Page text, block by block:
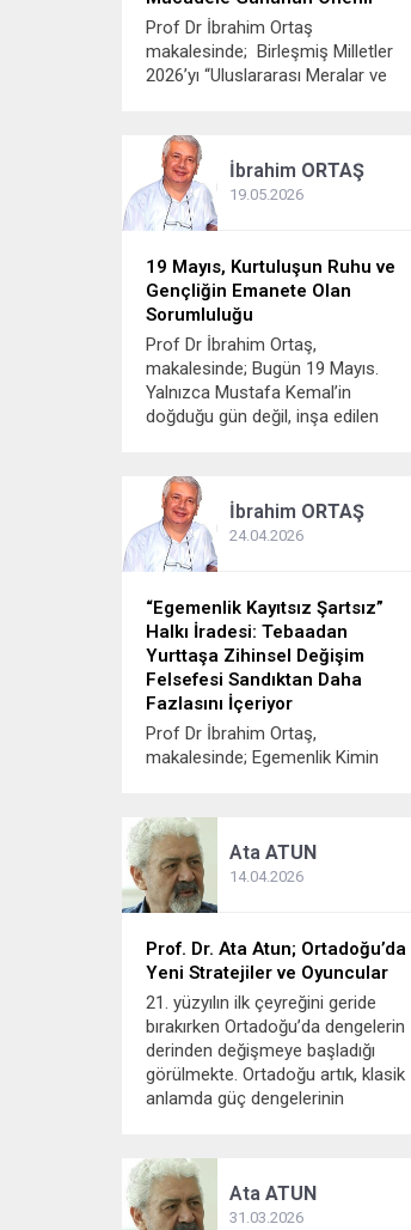
Prof Dr İbrahim Ortaş
makalesinde; Birleşmiş Milletler
2026’yı “Uluslararası Meralar ve
ve Çobanlar Yılı, aynı zamanda 17
Haziran Dünya Çölleşme ve
Kuraklıkla Mücadele Günüdür. Mera
ve çobanlık günü olması nedeniyle,
İbrahim ORTAŞ
19.05.2026
19 Mayıs, Kurtuluşun Ruhu ve
Gençliğin Emanete Olan
Sorumluluğu
Prof Dr İbrahim Ortaş,
makalesinde; Bugün 19 Mayıs.
Yalnızca Mustafa Kemal’in
doğduğu gün değil, inşa edilen
dönüm noktasının günüdür. 19
Mayıs, sadece geçmişi ve tarihi yad
etme günü değildir; aksine,
gençlerin geleceği bugünden...
İbrahim ORTAŞ
24.04.2026
“Egemenlik Kayıtsız Şartsız”
Halkı İradesi: Tebaadan
Yurttaşa Zihinsel Değişim
Felsefesi Sandıktan Daha
Fazlasını İçeriyor
Prof Dr İbrahim Ortaş,
makalesinde; Egemenlik Kimin
“Egemenlik kayıtsız şartsız
milletindir.” Halk iradesini ilkokulda
23 Nisan şenlikleri sürecinde
duyduk. Ancak anlamını
anlamadık. Halende çoğu insanın,
toplum yönetiminde egemenliğin
önemini anlamadığı...
Ata ATUN
14.04.2026
Prof. Dr. Ata Atun; Ortadoğu’da
Yeni Stratejiler ve Oyuncular
21. yüzyılın ilk çeyreğini geride
bırakırken Ortadoğu’da dengelerin
derinden değişmeye başladığı
görülmekte. Ortadoğu artık, klasik
anlamda güç dengelerinin
olanak ve stratejilerini denediği
dinamik bir bölgeye dönüştü. Bir
zamanların tek kutuplu dünya...
Ata ATUN
31.03.2026